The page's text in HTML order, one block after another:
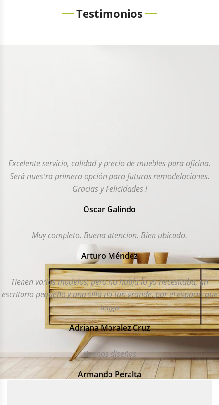
Testimonios
Excelente servicio, calidad y precio de muebles para oficina.
Será nuestra primera opción para futuras remodelaciones.
Gracias y Felicidades !
Oscar Galindo
Muy completo. Buena atención. Bien ubicado.
Arturo Méndez
Tienen varios modelos, pero no había lo yo necesitaba, un
escritorio pequeño y una silla no tan grande, por el espacio que
tengo
Adriana Moralez Cruz
Buenos diseños
Armando Peralta